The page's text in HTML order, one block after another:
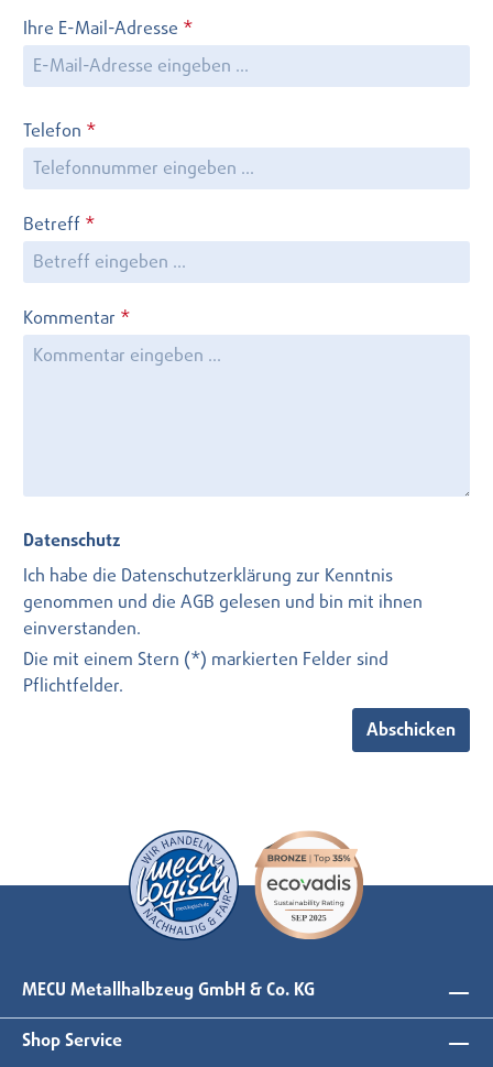
Ihre E-Mail-Adresse *
Telefon *
Betreff *
Kommentar *
Datenschutz
Ich habe die Datenschutzerklärung zur Kenntnis
genommen und die AGB gelesen und bin mit ihnen
einverstanden.
Die mit einem Stern (*) markierten Felder sind
Pflichtfelder.
Abschicken
MECU Metallhalbzeug GmbH & Co. KG
Shop Service